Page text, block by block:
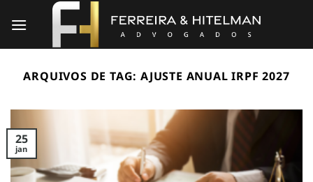
ARQUIVOS DE TAG: AJUSTE ANUAL IRPF 2027
25
jan